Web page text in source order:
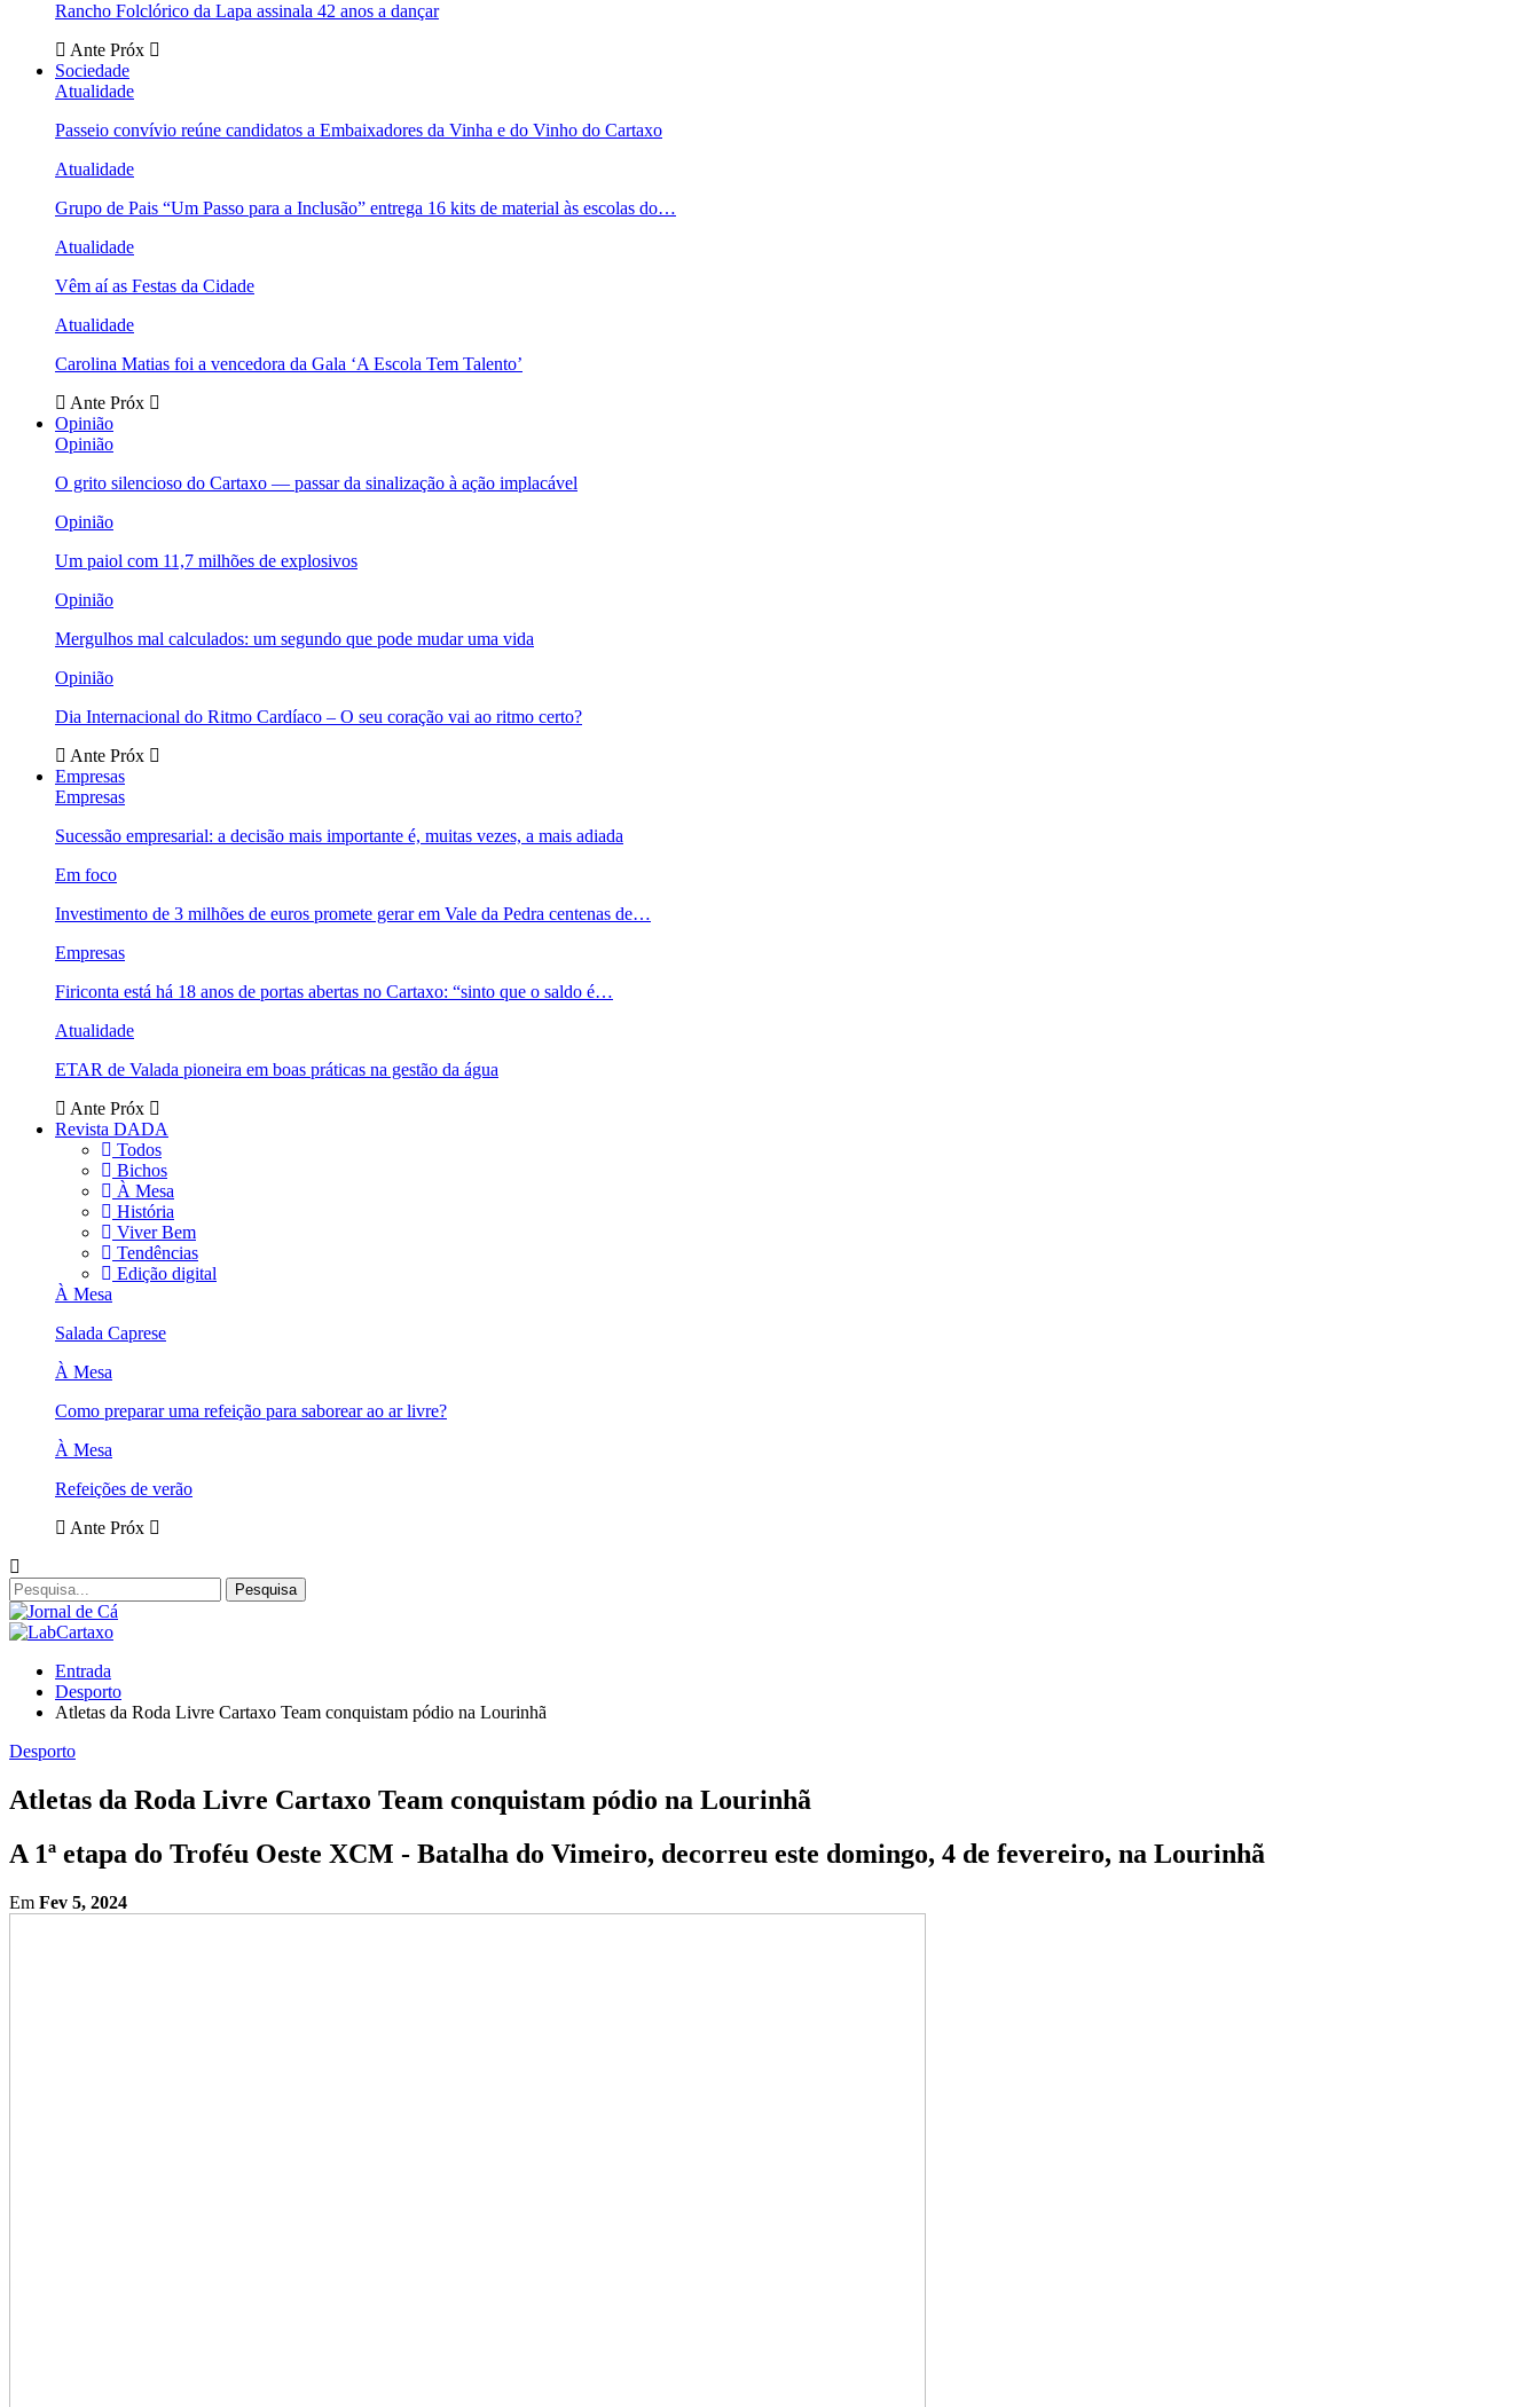
Rancho Folclórico da Lapa assinala 42 anos a dançar
Ante Próx
Sociedade
Atualidade
Passeio convívio reúne candidatos a Embaixadores da Vinha e do Vinho do Cartaxo
Atualidade
Grupo de Pais “Um Passo para a Inclusão” entrega 16 kits de material às escolas do…
Atualidade
Vêm aí as Festas da Cidade
Atualidade
Carolina Matias foi a vencedora da Gala ‘A Escola Tem Talento’
Ante Próx
Opinião
Opinião
O grito silencioso do Cartaxo — passar da sinalização à ação implacável
Opinião
Um paiol com 11,7 milhões de explosivos
Opinião
Mergulhos mal calculados: um segundo que pode mudar uma vida
Opinião
Dia Internacional do Ritmo Cardíaco – O seu coração vai ao ritmo certo?
Ante Próx
Empresas
Empresas
Sucessão empresarial: a decisão mais importante é, muitas vezes, a mais adiada
Em foco
Investimento de 3 milhões de euros promete gerar em Vale da Pedra centenas de…
Empresas
Firiconta está há 18 anos de portas abertas no Cartaxo: “sinto que o saldo é…
Atualidade
ETAR de Valada pioneira em boas práticas na gestão da água
Ante Próx
Revista DADA
Todos
Bichos
À Mesa
História
Viver Bem
Tendências
Edição digital
À Mesa
Salada Caprese
À Mesa
Como preparar uma refeição para saborear ao ar livre?
À Mesa
Refeições de verão
Ante Próx
Entrada
Desporto
Atletas da Roda Livre Cartaxo Team conquistam pódio na Lourinhã
Desporto
Atletas da Roda Livre Cartaxo Team conquistam pódio na Lourinhã
A 1ª etapa do Troféu Oeste XCM - Batalha do Vimeiro, decorreu este domingo, 4 de fevereiro, na Lourinhã
Em Fev 5, 2024